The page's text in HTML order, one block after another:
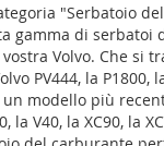
"Serbatoio
gamma di serbatoi
Volvo. Che si
PV444, la P1800,
un modello più
la V40, la XC90, la